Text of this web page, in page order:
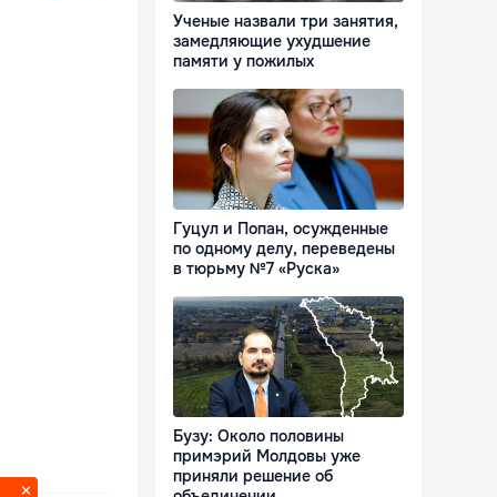
Ученые назвали три занятия,
замедляющие ухудшение
памяти у пожилых
Гуцул и Попан, осужденные
по одному делу, переведены
в тюрьму №7 «Руска»
Бузу: Около половины
примэрий Молдовы уже
приняли решение об